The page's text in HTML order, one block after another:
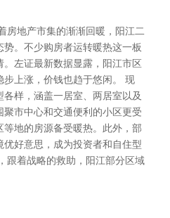
房地产市集的渐渐回暖，阳江二
。不少购房者运转暖热这一板
左证最新数据显露，阳江市区
上涨，价钱也趋于悠闲。 现
样，涵盖一居室、两居室以及
市中心和交通便利的小区更受
地的房源备受暖热。此外，部
好意思，成为投资者和自住型
跟着战略的救助，阳江部分区域